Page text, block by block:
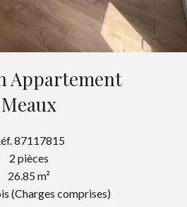
Appartement
Meaux
87117815
2 pièces
26.85 m²
(Charges comprises)